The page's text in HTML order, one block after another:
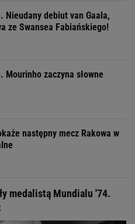
Nieudany debiut van Gaala,
ze Swansea Fabiańskiego!
Mourinho zaczyna słowne
następny mecz Rakowa w
medalistą Mundialu '74.